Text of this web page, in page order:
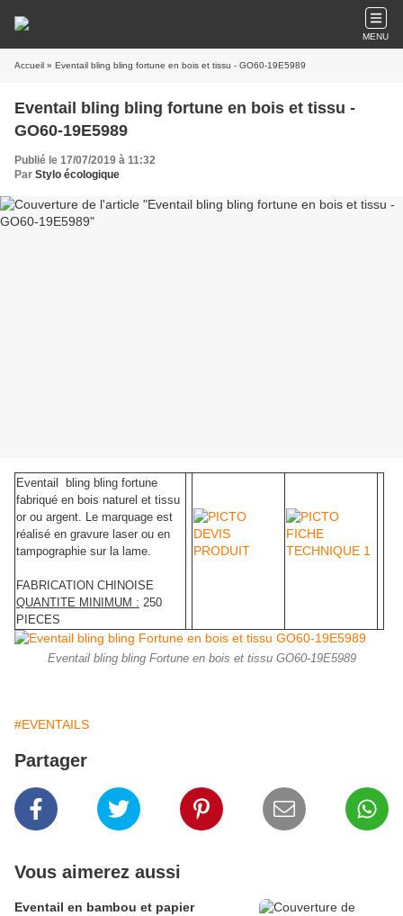
MENU
Accueil » Eventail bling bling fortune en bois et tissu - GO60-19E5989
Eventail bling bling fortune en bois et tissu -
GO60-19E5989
Publié le 17/07/2019 à 11:32
Par Stylo écologique
Eventail bling bling fortune
fabriqué en bois naturel et tissu
or ou argent. Le marquage est
réalisé en gravure laser ou en
tampographie sur la lame.
FABRICATION CHINOISE
QUANTITE MINIMUM : 250
PIECES
Eventail bling bling Fortune en bois et tissu GO60-19E5989
#EVENTAILS
Partager
Vous aimerez aussi
Eventail en bambou et papier